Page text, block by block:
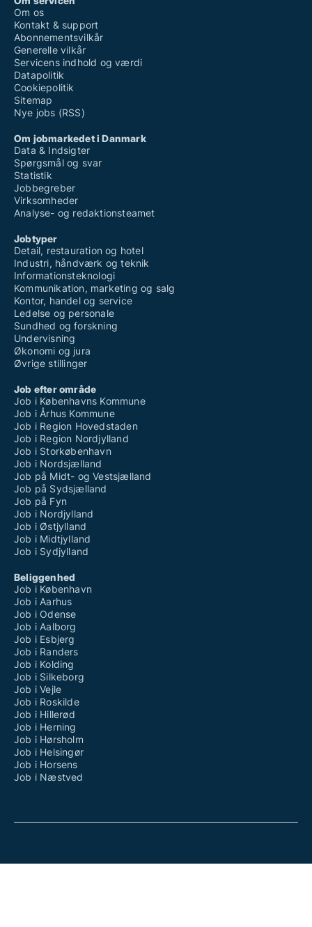
Om os
Kontakt & support
Abonnementsvilkår
Generelle vilkår
Servicens indhold og værdi
Datapolitik
Cookiepolitik
Sitemap
Nye jobs (RSS)
Om jobmarkedet i Danmark
Data & Indsigter
Spørgsmål og svar
Statistik
Jobbegreber
Virksomheder
Analyse- og redaktionsteamet
Jobtyper
Detail, restauration og hotel
Industri, håndværk og teknik
Informationsteknologi
Kommunikation, marketing og salg
Kontor, handel og service
Ledelse og personale
Sundhed og forskning
Undervisning
Økonomi og jura
Øvrige stillinger
Job efter område
Job i Københavns Kommune
Job i Århus Kommune
Job i Region Hovedstaden
Job i Region Nordjylland
Job i Storkøbenhavn
Job i Nordsjælland
Job på Midt- og Vestsjælland
Job på Sydsjælland
Job på Fyn
Job i Nordjylland
Job i Østjylland
Job i Midtjylland
Job i Sydjylland
Beliggenhed
Job i København
Job i Aarhus
Job i Odense
Job i Aalborg
Job i Esbjerg
Job i Randers
Job i Kolding
Job i Silkeborg
Job i Vejle
Job i Roskilde
Job i Hillerød
Job i Herning
Job i Hørsholm
Job i Helsingør
Job i Horsens
Job i Næstved